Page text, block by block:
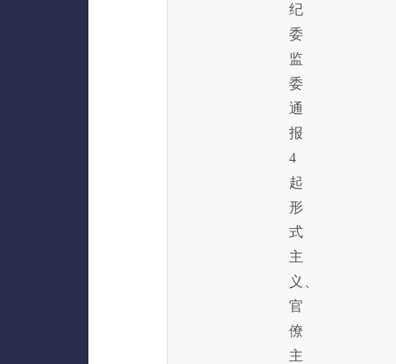
纪
委
监
委
通
报
4
起
形
式
主
义、
官
僚
主